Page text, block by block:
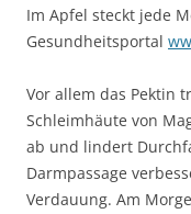
Im Apfel steckt jede
Gesundheitsportal
Vor allem das Pektin
Schleimhäute von
ab und lindert
Darmpassage
Verdauung. Am